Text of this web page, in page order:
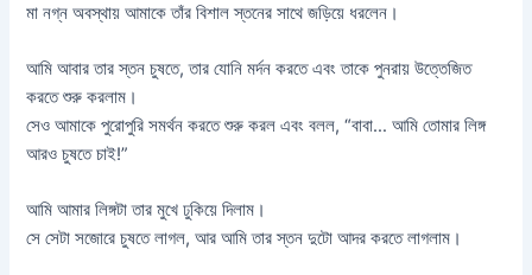
মা নগ্ন অবস্থায় আমাকে তাঁর বিশাল স্তনের সাথে জড়িয়ে ধরলেন।
আমি আবার তার স্তন চুষতে, তার যোনি মর্দন করতে এবং তাকে পুনরায় উত্তেজিত
করতে শুরু করলাম।
সেও আমাকে পুরোপুরি সমর্থন করতে শুরু করল এবং বলল, “বাবা… আমি তোমার লিঙ্গ
আরও চুষতে চাই!”
আমি আমার লিঙ্গটা তার মুখে ঢুকিয়ে দিলাম।
সে সেটা সজোরে চুষতে লাগল, আর আমি তার স্তন দুটো আদর করতে লাগলাম।